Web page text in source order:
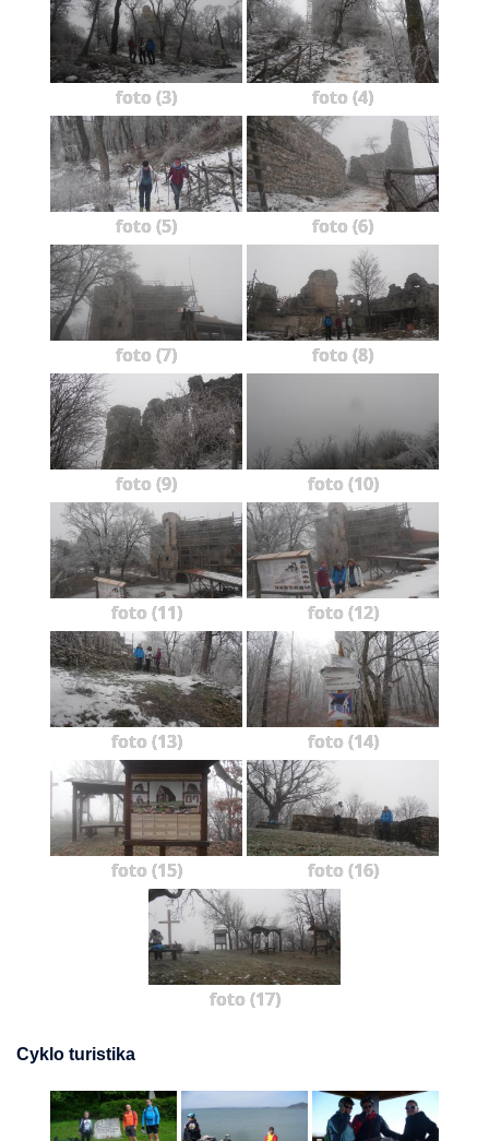
foto (3) foto (4)
foto (5) foto (6)
foto (7) foto (8)
foto (9) foto (10)
foto (11) foto (12)
foto (13) foto (14)
foto (15) foto (16)
foto (17)
Cyklo turistika